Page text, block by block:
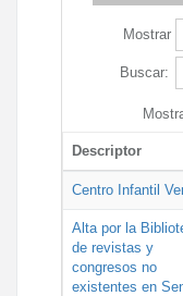
Mostrar
Buscar:
Descriptor
Centro Infantil
Alta por la
de revistas y
congresos no
existentes en